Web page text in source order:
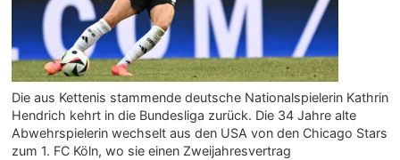
Die aus Kettenis stammende deutsche Nationalspielerin Kathrin
Hendrich kehrt in die Bundesliga zurück. Die 34 Jahre alte
Abwehrspielerin wechselt aus den USA von den Chicago Stars
zum 1. FC Köln, wo sie einen Zweijahresvertrag